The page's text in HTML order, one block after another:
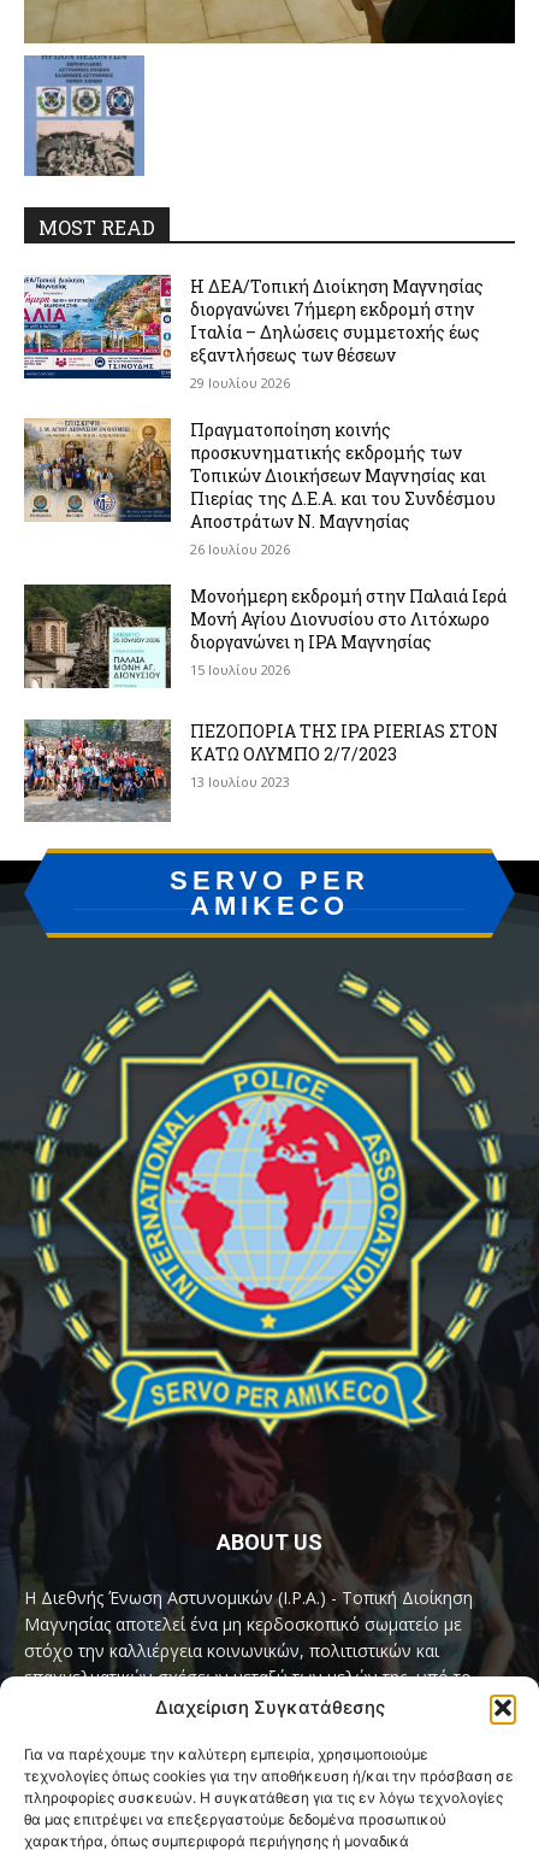
Διαχείριση Συγκατάθεσης
Για να παρέχουμε την καλύτερη εμπειρία, χρησιμοποιούμε
τεχνολογίες όπως cookies για την αποθήκευση ή/και την πρόσβαση σε
πληροφορίες συσκευών. Η συγκατάθεση για τις εν λόγω τεχνολογίες
θα μας επιτρέψει να επεξεργαστούμε δεδομένα προσωπικού
χαρακτήρα, όπως συμπεριφορά περιήγησης ή μοναδικά
MOST READ
Η ΔΕΑ/Τοπική Διοίκηση Μαγνησίας
διοργανώνει 7ήμερη εκδρομή στην
Ιταλία – Δηλώσεις συμμετοχής έως
εξαντλήσεως των θέσεων
29 Ιουλίου 2026
Πραγματοποίηση κοινής
προσκυνηματικής εκδρομής των
Τοπικών Διοικήσεων Μαγνησίας και
Πιερίας της Δ.Ε.Α. και του Συνδέσμου
Αποστράτων Ν. Μαγνησίας
26 Ιουλίου 2026
Μονοήμερη εκδρομή στην Παλαιά Ιερά
Μονή Αγίου Διονυσίου στο Λιτόχωρο
διοργανώνει η IPA Μαγνησίας
15 Ιουλίου 2026
ΠΕΖΟΠΟΡΙΑ ΤΗΣ IPA PIERIAS ΣΤΟΝ
ΚΑΤΩ ΟΛΥΜΠΟ 2/7/2023
13 Ιουλίου 2023
SERVO PER
AMIKECO
ABOUT US
Η Διεθνής Ένωση Αστυνομικών (I.P.A.) - Τοπική Διοίκηση
Μαγνησίας αποτελεί ένα μη κερδοσκοπικό σωματείο με
στόχο την καλλιέργεια κοινωνικών, πολιτιστικών και
επαγγελματικών σχέσεων μεταξύ των μελών της, υπό το
παγκόσμιο σύνθημα «Servo per Amikeco» (Υπηρετώ δια της
Contact us:ipamagnesia@gmail.com